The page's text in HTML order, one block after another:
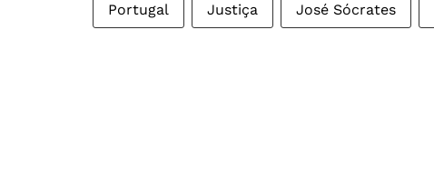
Portugal Justiça José Sócrates